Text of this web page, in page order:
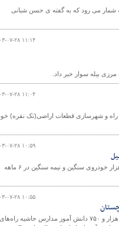
شمار می رود که به گفته ی حسن شبانی
۱۴۰۳-۰۷-۲۸
۱۴۰۳-۰۷-۲۸
راه و شهرسازی قطعات اراضی(تک نفره)
۱۴۰۳-۰۷-۲۸
معاون حمل‌ونقل اداره کل راهداری و حمل‌ونقل جاده‌ای استان اردبیل گفت: بیش از۲۴ هزار خودروی سنگین و نیمه سنگین در ۶ ماهه
۱۴۰۳-۰۷-۲۸
مدیرکل راهداری و حمل‌ونقل جاده‌ای استان سیستان و بلوچستان از آموزش ایمنی به ۶ هزار و ۷۵۰ دانش آموز مدارس حاشیه راه‌های